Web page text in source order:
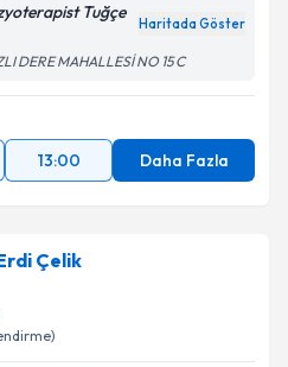
Tuğçe
Haritada Göster
DERE MAHALLESİ NO 15 C
13:00 Daha Fazla
Çelik